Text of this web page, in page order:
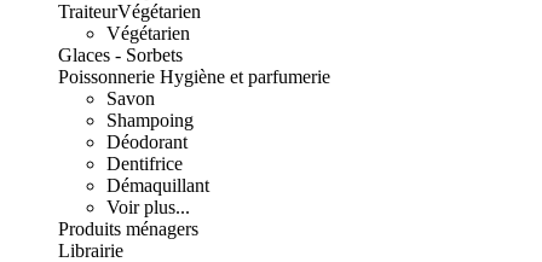
TraiteurVégétarien
Végétarien
Glaces - Sorbets
Poissonnerie Hygiène et parfumerie
Savon
Shampoing
Déodorant
Dentifrice
Démaquillant
Voir plus...
Produits ménagers
Librairie